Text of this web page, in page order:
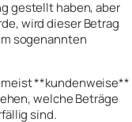
gestellt haben, aber
wird dieser Betrag
sogenannten
**kundenweise**
welche Beträge
sind.